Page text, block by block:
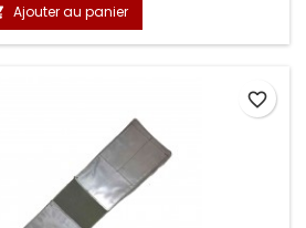
Ajouter au panier
favorite_border